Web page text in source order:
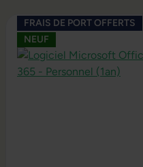
Ignorer la galerie de produits
FRAIS DE PORT OFFERTS
NEUF